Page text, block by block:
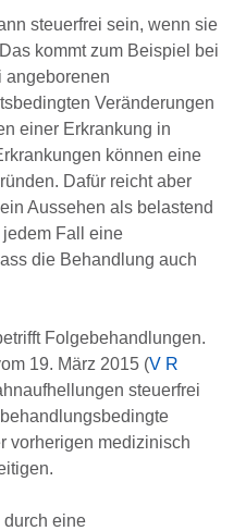
steuerfrei sein, wenn sie
kommt zum Beispiel bei
angeborenen
Veränderungen
einer Erkrankung in
können eine
Dafür reicht aber
Aussehen als belastend
Fall eine
die Behandlung auch
Folgebehandlungen.
19. März 2015 (V R
steuerfrei
vorherigen medizinisch
eine